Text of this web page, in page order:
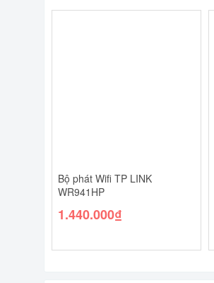
Bộ phát Wifi TP LINK
WR941HP
1.440.000₫